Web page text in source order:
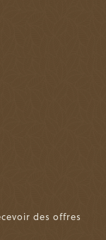
des offres